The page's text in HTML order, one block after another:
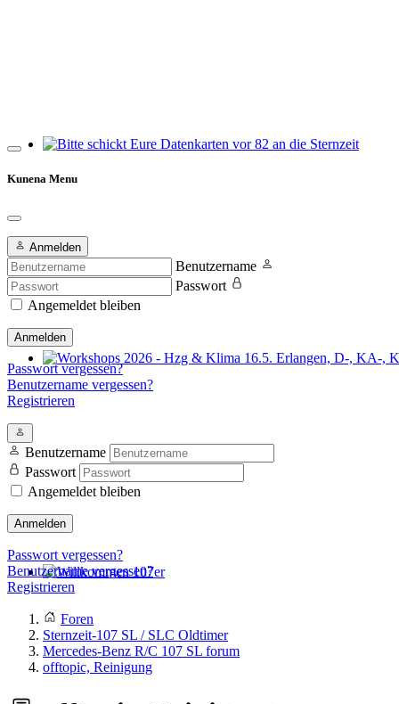
Workshops 2026 - Hzg & Klima 16.5. Erlangen, D-, KA-, KE-
Willkommen 107er
Kunena Menu
Anmelden
Benutzername
Passwort
Angemeldet bleiben
Anmelden
Passwort vergessen?
Benutzername vergessen?
Registrieren
Benutzername
Passwort
Angemeldet bleiben
Anmelden
Passwort vergessen?
Benutzername vergessen?
Registrieren
Foren
Sternzeit-107 SL / SLC Oldtimer
Mercedes-Benz R/C 107 SL forum
offtopic, Reinigung